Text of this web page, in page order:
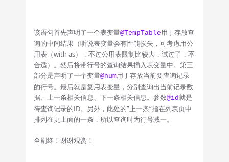
该语句首先声明了一个表变量@TempTable用于存放查
询的中间结果（听说表变量会有性能损失，可考虑用公
用表（with as），不过公用表限制比较大，试过了，不
合适）。然后将带行号的查询结果插入表变量中。第三
部分是声明了一个变量@num用于存放当前要查询记录
的行号。最后就是复用表变量，分别查询出当前记录数
据、上一条相关信息、下一条相关信息。参数@id就是
待查询记录的ID。另外，此处的”上一条”指在列表页中
排列在更上面的一条，所以查询时为行号减一。
全剧终！谢谢观赏！